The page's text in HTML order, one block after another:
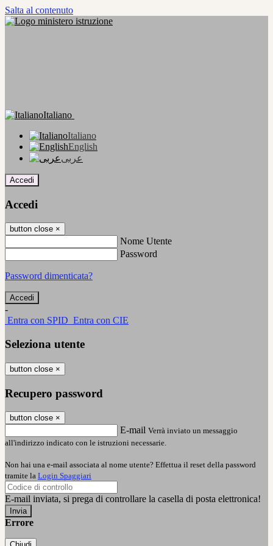
Salta al contenuto
Italiano
Italiano
English
عربى
Accedi
Accedi
button close ×
Nome Utente
Password
Password dimenticata?
-
Entra con SPID Entra con CIE
Seleziona utente
button close ×
Recupero password
button close ×
E-mail Verrà inviato un messaggio
all'indirizzo indicato con le istruzioni necessarie.
Non hai una e-mail associata al nome utente? Effettua il reset della password
tramite la Login Spaggiari
E-mail inviata, si prega di controllare la casella di posta elettronica!
Errore